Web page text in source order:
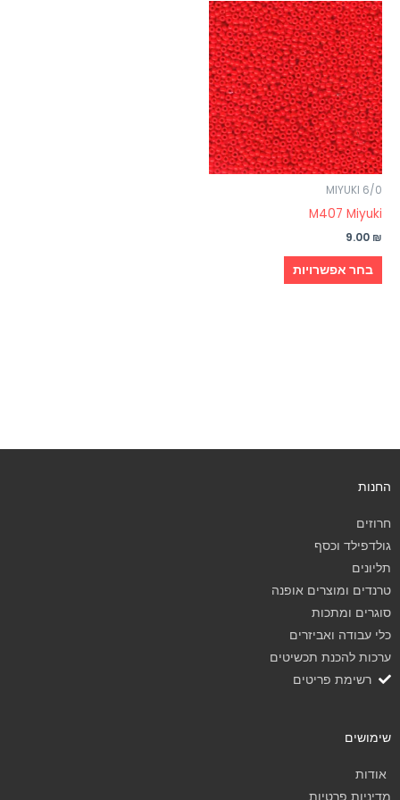
MIYUKI 6/0
M407 Miyuki
9.00 ₪
בחר אפשרויות
למוצר
זה
יש
מספר
סוגים.
ניתן
לבחור
את
החנות
חרוזים
גולדפילד וכסף
תליונים
טרנדים ומוצרים אופנה
סוגרים ומתכות
כלי עבודה ואביזרים
ערכות להכנת תכשיטים
רשימת פריטים
שימושים
אודות